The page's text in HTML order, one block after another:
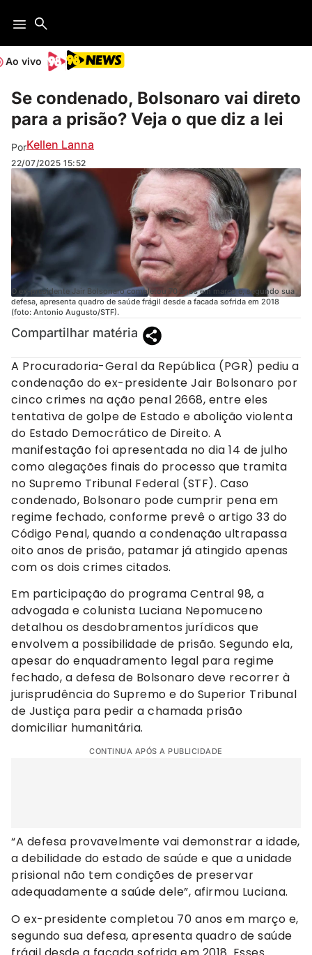
Ao vivo
Se condenado, Bolsonaro vai direto
para a prisão? Veja o que diz a lei
PorKellen Lanna
22/07/2025 15:52
O ex-presidente Jair Bolsonaro completou 70 anos em março e, segundo sua
defesa, apresenta quadro de saúde frágil desde a facada sofrida em 2018
(foto: Antonio Augusto/STF).
Compartilhar matéria
A Procuradoria-Geral da República (PGR) pediu a
condenação do ex-presidente Jair Bolsonaro por
cinco crimes na ação penal 2668, entre eles
tentativa de golpe de Estado e abolição violenta
do Estado Democrático de Direito. A
manifestação foi apresentada no dia 14 de julho
como alegações finais do processo que tramita
no Supremo Tribunal Federal (STF). Caso
condenado, Bolsonaro pode cumprir pena em
regime fechado, conforme prevê o artigo 33 do
Código Penal, quando a condenação ultrapassa
oito anos de prisão, patamar já atingido apenas
com os dois crimes citados.
Em participação do programa Central 98, a
advogada e colunista Luciana Nepomuceno
detalhou os desdobramentos jurídicos que
envolvem a possibilidade de prisão. Segundo ela,
apesar do enquadramento legal para regime
fechado, a defesa de Bolsonaro deve recorrer à
jurisprudência do Supremo e do Superior Tribunal
de Justiça para pedir a chamada prisão
domiciliar humanitária.
CONTINUA APÓS A PUBLICIDADE
“A defesa provavelmente vai demonstrar a idade,
a debilidade do estado de saúde e que a unidade
prisional não tem condições de preservar
adequadamente a saúde dele”, afirmou Luciana.
O ex-presidente completou 70 anos em março e,
segundo sua defesa, apresenta quadro de saúde